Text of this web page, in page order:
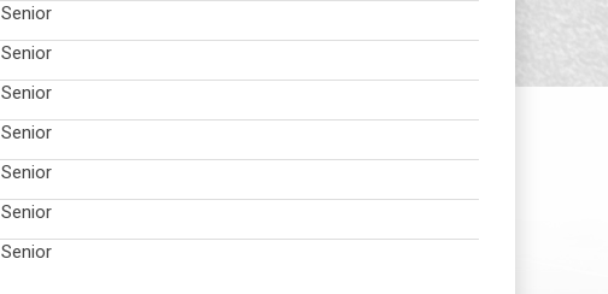
Senior
Senior
Senior
Senior
Senior
Senior
Senior